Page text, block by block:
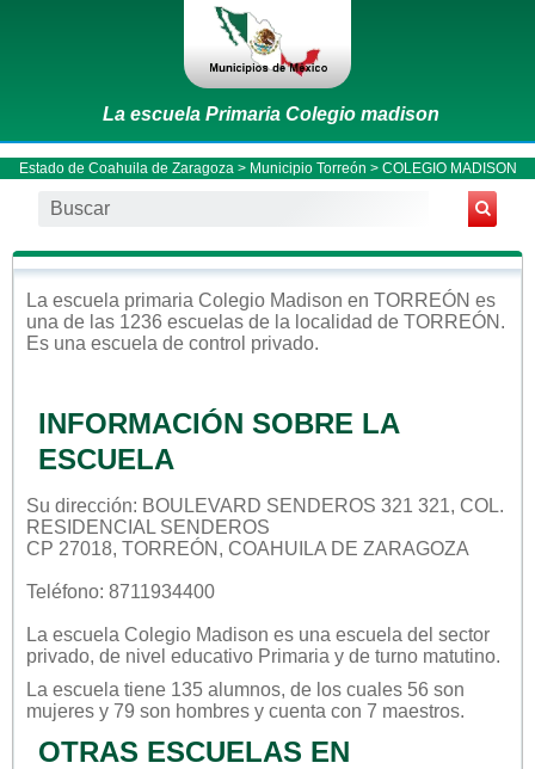
La escuela Primaria Colegio madison
Estado de Coahuila de Zaragoza > Municipio Torreón > COLEGIO MADISON
La escuela primaria Colegio Madison en TORREÓN es
una de las 1236 escuelas de la localidad de TORREÓN .
Es una escuela de control privado.
INFORMACIÓN SOBRE LA
ESCUELA
Su dirección: BOULEVARD SENDEROS 321 321, COL.
RESIDENCIAL SENDEROS
CP 27018, TORREÓN, COAHUILA DE ZARAGOZA
Teléfono: 8711934400
La escuela Colegio Madison es una escuela del sector
privado, de nivel educativo Primaria y de turno matutino.
La escuela tiene 135 alumnos, de los cuales 56 son
mujeres y 79 son hombres y cuenta con 7 maestros.
OTRAS ESCUELAS EN